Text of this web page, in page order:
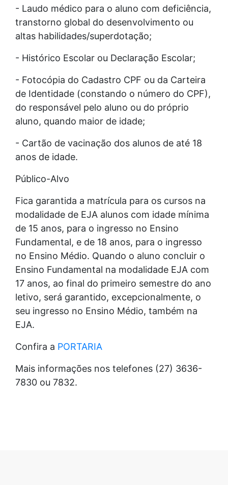
- Laudo médico para o aluno com deficiência,
transtorno global do desenvolvimento ou
altas habilidades/superdotação;
- Histórico Escolar ou Declaração Escolar;
- Fotocópia do Cadastro CPF ou da Carteira
de Identidade (constando o número do CPF),
do responsável pelo aluno ou do próprio
aluno, quando maior de idade;
- Cartão de vacinação dos alunos de até 18
anos de idade.
Público-Alvo
Fica garantida a matrícula para os cursos na
modalidade de EJA alunos com idade mínima
de 15 anos, para o ingresso no Ensino
Fundamental, e de 18 anos, para o ingresso
no Ensino Médio. Quando o aluno concluir o
Ensino Fundamental na modalidade EJA com
17 anos, ao final do primeiro semestre do ano
letivo, será garantido, excepcionalmente, o
seu ingresso no Ensino Médio, também na
EJA.
Confira a PORTARIA
Mais informações nos telefones (27) 3636-
7830 ou 7832.